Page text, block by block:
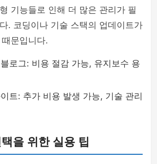
기능들로 인해 더 많은 관리가 필
. 코딩이나 기술 스택의 업데이트가
문입니다.
로그: 비용 절감 가능, 유지보수 용
트: 추가 비용 발생 가능, 기술 관리
을 위한 실용 팁